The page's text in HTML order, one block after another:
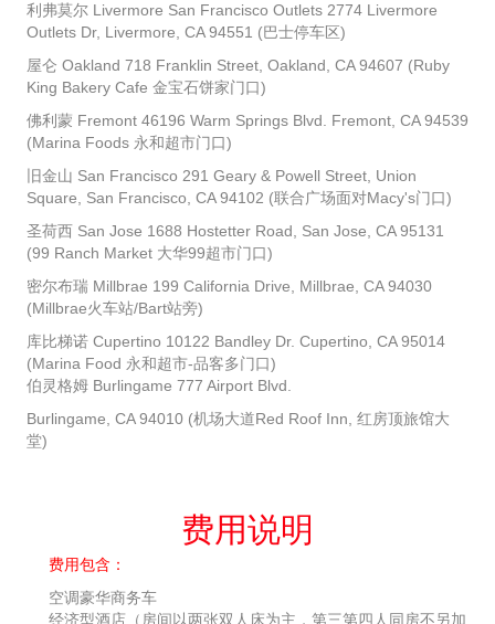
利弗莫尔 Livermore San Francisco Outlets 2774 Livermore
Outlets Dr, Livermore, CA 94551 (巴士停车区)
屋仑 Oakland 718 Franklin Street, Oakland, CA 94607 (Ruby
King Bakery Cafe 金宝石饼家门口)
佛利蒙 Fremont 46196 Warm Springs Blvd. Fremont, CA 94539
(Marina Foods 永和超市门口)
旧金山 San Francisco 291 Geary & Powell Street, Union
Square, San Francisco, CA 94102 (联合广场面对Macy's门口)
圣荷西 San Jose 1688 Hostetter Road, San Jose, CA 95131
(99 Ranch Market 大华99超市门口)
密尔布瑞 Millbrae 199 California Drive, Millbrae, CA 94030
(Millbrae火车站/Bart站旁)
库比梯诺 Cupertino 10122 Bandley Dr. Cupertino, CA 95014
(Marina Food 永和超市-品客多门口)
伯灵格姆 Burlingame 777 Airport Blvd.
Burlingame, CA 94010 (机场大道Red Roof Inn, 红房顶旅馆大
堂)
费用说明
费用包含：
空调豪华商务车
经济型酒店（房间以两张双人床为主，第三第四人同房不另加